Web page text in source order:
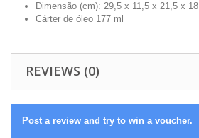
Dimensão (cm): 29,5 x 11,5 x 21,5 x 18
Cárter de óleo 177 ml
REVIEWS (0)
Post a review and try to win a voucher.